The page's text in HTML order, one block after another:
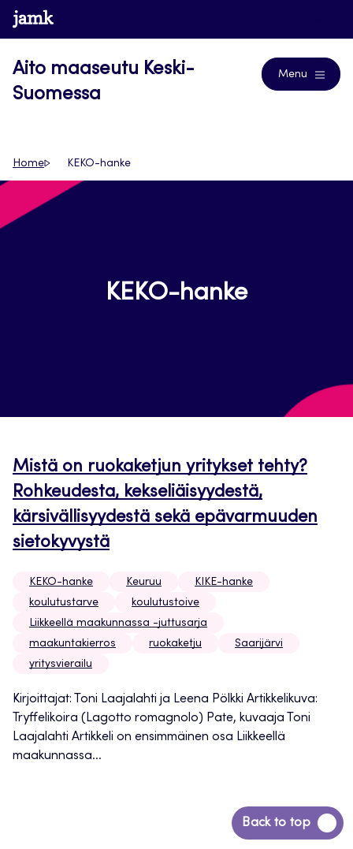
Siirry
suoraan
www.jamk.fi
Aito maaseutu Keski-
Suomessa
Menu
Home KEKO-hanke
KEKO-hanke
Mistä on ruokaketjun yritykset tehty?
Rohkeudesta, kekseliäisyydestä,
kärsivällisyydestä sekä epävarmuuden
sietokyvystä
KEKO-hanke Keuruu
KIKE-hanke
koulutustarve
koulutustoive
Liikkeellä maakunnassa -juttusarja
maakuntakierros
ruokaketju
Saarijärvi
yritysvierailu
Kirjoittajat: Toni Laajalahti ja Leena Pölkki Artikkelikuva:
Tryffelikoira (Lagotto romagnolo) Pate, kuvaaja Toni
Laajalahti Artikkeli on ensimmäinen osa Liikkeellä
maakunnassa...
Back to top
Siirry
takaisin